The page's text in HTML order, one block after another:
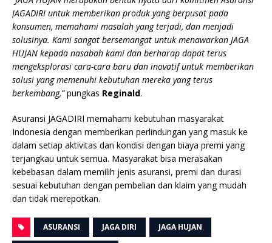
JAGADIRI untuk memberikan produk yang berpusat pada
konsumen, memahami masalah yang terjadi, dan menjadi
solusinya. Kami sangat bersemangat untuk menawarkan JAGA
HUJAN kepada nasabah kami dan berharap dapat terus
mengeksplorasi cara-cara baru dan inovatif untuk memberikan
solusi yang memenuhi kebutuhan mereka yang terus
berkembang,”pungkas Reginald.
Asuransi JAGADIRI memahami kebutuhan masyarakat
Indonesia dengan memberikan perlindungan yang masuk ke
dalam setiap aktivitas dan kondisi dengan biaya premi yang
terjangkau untuk semua. Masyarakat bisa merasakan
kebebasan dalam memilih jenis asuransi, premi dan durasi
sesuai kebutuhan dengan pembelian dan klaim yang mudah
dan tidak merepotkan.
ASURANSI JAGA DIRI JAGA HUJAN